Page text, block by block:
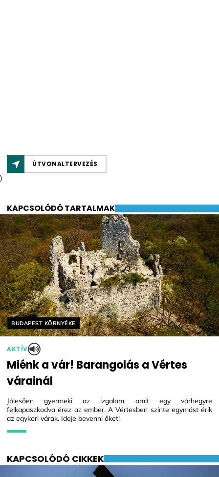
ÚTVONALTERVEZÉS
)
KAPCSOLÓDÓ TARTALMAK
Helyszín címkék:
BUDAPEST KÖRNYÉKE
AKTÍV
Miénk a vár! Barangolás a Vértes
várainál
Jólesően gyermeki az izgalom, amit egy várhegyre
felkapaszkodva érez az ember. A Vértesben szinte egymást érik
az egykori várak. Ideje bevenni őket!
KAPCSOLÓDÓ CIKKEK